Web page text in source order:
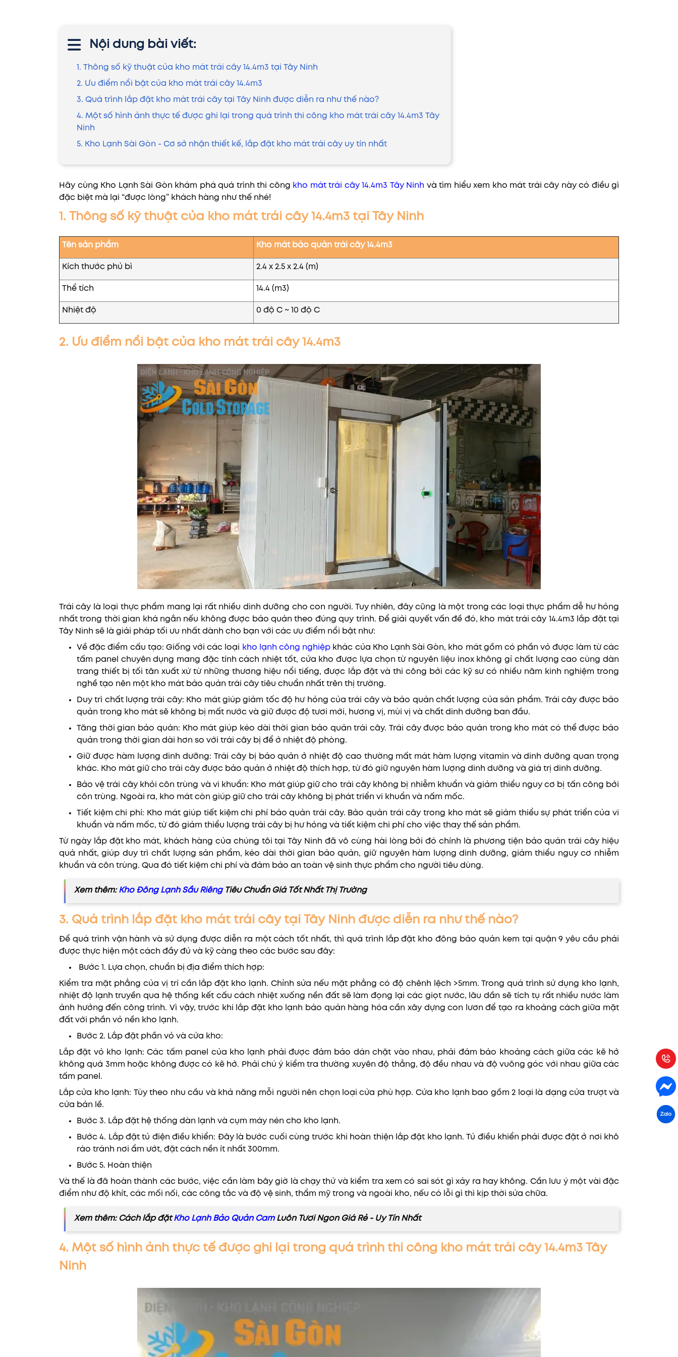
Nội dung bài viết:
1. Thông số kỹ thuật của kho mát trái cây 14.4m3 tại Tây Ninh
2. Ưu điểm nổi bật của kho mát trái cây 14.4m3
3. Quá trình lắp đặt kho mát trái cây tại Tây Ninh được diễn ra như thế nào?
4. Một số hình ảnh thực tế được ghi lại trong quá trình thi công kho mát trái cây 14.4m3 Tây
Ninh
5. Kho Lạnh Sài Gòn - Cơ sở nhận thiết kế, lắp đặt kho mát trái cây uy tín nhất
Hãy cùng Kho Lạnh Sài Gòn khám phá quá trình thi công kho mát trái cây 14.4m3 Tây Ninh và tìm hiểu xem kho mát trái cây này có điều gì
đặc biệt mà lại “được lòng” khách hàng như thế nhé!
1. Thông số kỹ thuật của kho mát trái cây 14.4m3 tại Tây Ninh
Tên sản phẩm Kho mát bảo quản trái cây 14.4m3
Kích thước phủ bì 2.4 x 2.5 x 2.4 (m)
Thể tích 14.4 (m3)
Nhiệt độ 0 độ C ~ 10 độ C
2. Ưu điểm nổi bật của kho mát trái cây 14.4m3
Trái cây là loại thực phẩm mang lại rất nhiều dinh dưỡng cho con người. Tuy nhiên, đây cũng là một trong các loại thực phẩm dễ hư hỏng
nhất trong thời gian khá ngắn nếu không được bảo quản theo đúng quy trình. Để giải quyết vấn đề đó, kho mát trái cây 14.4m3 lắp đặt tại
Tây Ninh sẽ là giải pháp tối ưu nhất dành cho bạn với các ưu điểm nổi bật như:
Về đặc điểm cấu tạo: Giống với các loại kho lạnh công nghiệp khác của Kho Lạnh Sài Gòn, kho mát gồm có phần vỏ được làm từ các
tấm panel chuyên dụng mang đặc tính cách nhiệt tốt, cửa kho được lựa chọn từ nguyên liệu inox không gỉ chất lượng cao cùng dàn
trang thiết bị tối tân xuất xứ từ những thương hiệu nổi tiếng, được lắp đặt và thi công bởi các kỹ sư có nhiều năm kinh nghiệm trong
nghề tạo nên một kho mát bảo quản trái cây tiêu chuẩn nhất trên thị trường.
Duy trì chất lượng trái cây: Kho mát giúp giảm tốc độ hư hỏng của trái cây và bảo quản chất lượng của sản phẩm. Trái cây được bảo
quản trong kho mát sẽ không bị mất nước và giữ được độ tươi mới, hương vị, mùi vị và chất dinh dưỡng ban đầu.
Tăng thời gian bảo quản: Kho mát giúp kéo dài thời gian bảo quản trái cây. Trái cây được bảo quản trong kho mát có thể được bảo
quản trong thời gian dài hơn so với trái cây bị để ở nhiệt độ phòng.
Giữ được hàm lượng dinh dưỡng: Trái cây bị bảo quản ở nhiệt độ cao thường mất mát hàm lượng vitamin và dinh dưỡng quan trọng
khác. Kho mát giữ cho trái cây được bảo quản ở nhiệt độ thích hợp, từ đó giữ nguyên hàm lượng dinh dưỡng và giá trị dinh dưỡng.
Bảo vệ trái cây khỏi côn trùng và vi khuẩn: Kho mát giúp giữ cho trái cây không bị nhiễm khuẩn và giảm thiểu nguy cơ bị tấn công bởi
côn trùng. Ngoài ra, kho mát còn giúp giữ cho trái cây không bị phát triển vi khuẩn và nấm mốc.
Tiết kiệm chi phí: Kho mát giúp tiết kiệm chi phí bảo quản trái cây. Bảo quản trái cây trong kho mát sẽ giảm thiểu sự phát triển của vi
khuẩn và nấm mốc, từ đó giảm thiểu lượng trái cây bị hư hỏng và tiết kiệm chi phí cho việc thay thế sản phẩm.
Từ ngày lắp đặt kho mát, khách hàng của chúng tôi tại Tây Ninh đã vô cùng hài lòng bởi đó chính là phương tiện bảo quản trái cây hiệu
quả nhất, giúp duy trì chất lượng sản phẩm, kéo dài thời gian bảo quản, giữ nguyên hàm lượng dinh dưỡng, giảm thiểu nguy cơ nhiễm
khuẩn và côn trùng. Qua đó tiết kiệm chi phí và đảm bảo an toàn vệ sinh thực phẩm cho người tiêu dùng.
Xem thêm: Kho Đông Lạnh Sầu RiêngTiêu Chuẩn Giá Tốt Nhất Thị Trường
3. Quá trình lắp đặt kho mát trái cây tại Tây Ninh được diễn ra như thế nào?
Để quá trình vận hành và sử dụng được diễn ra một cách tốt nhất, thì quá trình lắp đặt kho đông bảo quản kem tại quận 9 yêu cầu phải
được thực hiện một cách đầy đủ và kỹ càng theo các bước sau đây:
Bước 1. Lựa chọn, chuẩn bị địa điểm thích hợp:
Kiểm tra mặt phẳng của vị trí cần lắp đặt kho lạnh. Chỉnh sửa nếu mặt phẳng có độ chênh lệch >5mm. Trong quá trình sử dụng kho lạnh,
nhiệt độ lạnh truyền qua hệ thống kết cấu cách nhiệt xuống nền đất sẽ làm đọng lại các giọt nước, lâu dần sẽ tích tụ rất nhiều nước làm
ảnh hưởng đến công trình. Vì vậy, trước khi lắp đặt kho lạnh bảo quản hàng hóa cần xây dựng con lươn để tạo ra khoảng cách giữa mặt
đất với phần vỏ nền kho lạnh.
Bước 2. Lắp đặt phần vỏ và cửa kho:
Lắp đặt vỏ kho lạnh: Các tấm panel của kho lạnh phải được đảm bảo dán chặt vào nhau, phải đảm bảo khoảng cách giữa các kẽ hở
không quá 3mm hoặc không được có kẽ hở. Phải chú ý kiểm tra thường xuyên độ thẳng, độ đều nhau và độ vuông góc với nhau giữa các
tấm panel.
Lắp cửa kho lạnh: Tùy theo nhu cầu và khả năng mỗi người nên chọn loại cửa phù hợp. Cửa kho lạnh bao gồm 2 loại là dạng cửa trượt và
cửa bản lề.
Bước 3. Lắp đặt hệ thống dàn lạnh và cụm máy nén cho kho lạnh.
Bước 4. Lắp đặt tủ điện điều khiển: Đây là bước cuối cùng trước khi hoàn thiện lắp đặt kho lạnh. Tủ điều khiển phải được đặt ở nơi khô
ráo tránh nơi ẩm ướt, đặt cách nền ít nhất 300mm.
Bước 5. Hoàn thiện
Và thế là đã hoàn thành các bước, việc cần làm bây giờ là chạy thử và kiểm tra xem có sai sót gì xảy ra hay không. Cần lưu ý một vài đặc
điểm như độ khít, các mối nối, các công tắc và độ vệ sinh, thẩm mỹ trong và ngoài kho, nếu có lỗi gì thì kịp thời sửa chữa.
Xem thêm: Cách lắp đặtKho Lạnh Bảo Quản CamLuôn Tươi Ngon Giá Rẻ - Uy Tín Nhất
4. Một số hình ảnh thực tế được ghi lại trong quá trình thi công kho mát trái cây 14.4m3 Tây
Ninh